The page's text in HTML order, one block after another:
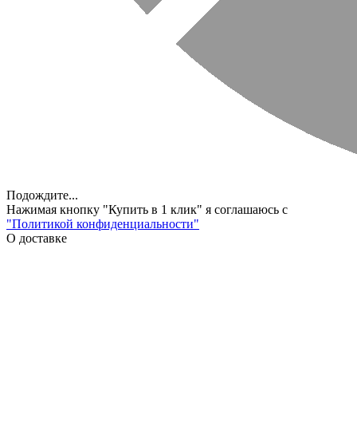
Подождите...
Нажимая кнопку "Купить в 1 клик" я соглашаюсь с
"Политикой конфиденциальности"
О доставке